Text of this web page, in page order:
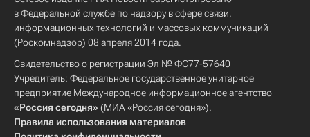
в Федеральной службе по надзору в сфере связи,
информационных технологий и массовых коммуникаций
(Роскомнадзор) 08 апреля 2014 года.
Свидетельство о регистрации Эл № ФС77-57640
Учредитель: Федеральное государственное унитарное
предприятие Международное информационное агентство
«Россия сегодня» (МИА «Россия сегодня»).
Правила использования материалов